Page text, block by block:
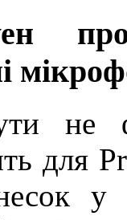
не
для
у